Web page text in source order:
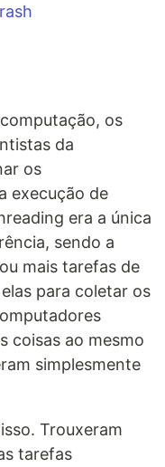
os
da
os
execução de
era a única
sendo a
mais tarefas de
para coletar os
coisas ao mesmo
simplesmente
Trouxeram
tarefas